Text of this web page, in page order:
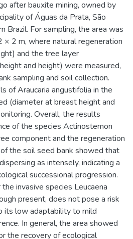
after bauxite mining, owned by
of Águas da Prata, São
Brazil. For sampling, the area was
2 m, where natural regeneration
and the tree layer
and height) were measured,
sampling and soil collection.
of Araucaria angustifolia in the
(diameter at breast height and
Overall, the results
of the species Actinostemon
component and the regeneration
the soil seed bank showed that
as intensely, indicating a
successional progression.
invasive species Leucaena
present, does not pose a risk
its low adaptability to mild
In general, the area showed
the recovery of ecological